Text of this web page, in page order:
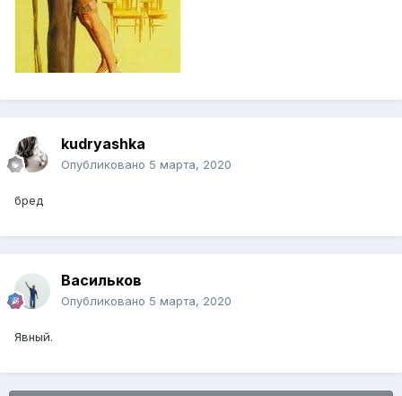
kudryashka
Опубликовано 5 марта, 2020
бред
Васильков
Опубликовано 5 марта, 2020
Явный.